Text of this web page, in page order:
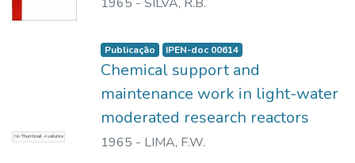
No Thumbnail Available
Publicação IPEN-doc 00614
Chemical support and
maintenance work in light-water
moderated research reactors
1965 - LIMA, F.W.